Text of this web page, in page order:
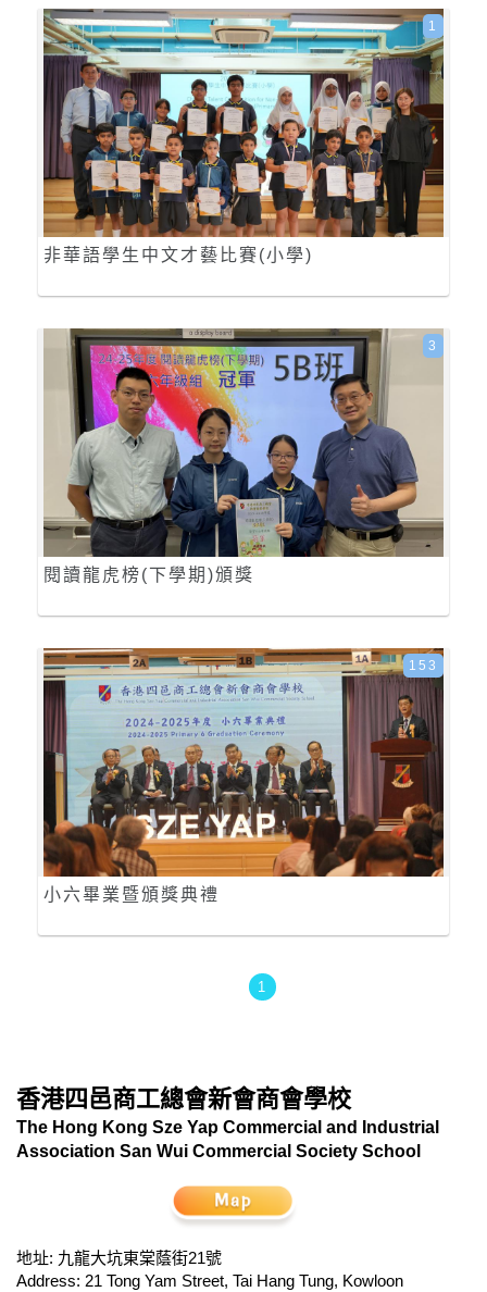
非華語學生中文才藝比賽(小學)
1
閱讀龍虎榜(下學期)頒獎
3
小六畢業暨頒獎典禮
153
1
香港四邑商工總會新會商會學校
The Hong Kong Sze Yap Commercial and Industrial
Association San Wui Commercial Society School
地址: 九龍大坑東棠蔭街21號
Address: 21 Tong Yam Street, Tai Hang Tung, Kowloon